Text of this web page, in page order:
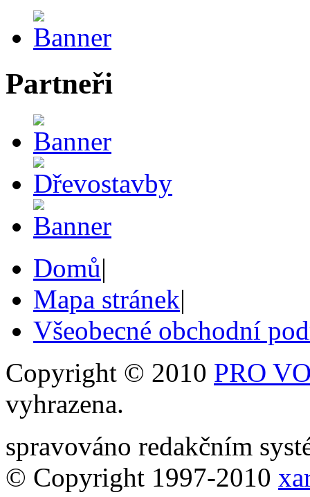
Partneři
Domů|
Mapa stránek|
Všeobecné obchodní
Copyright © 2010 PRO
vyhrazena.
spravováno redakčním
© Copyright 1997-2010